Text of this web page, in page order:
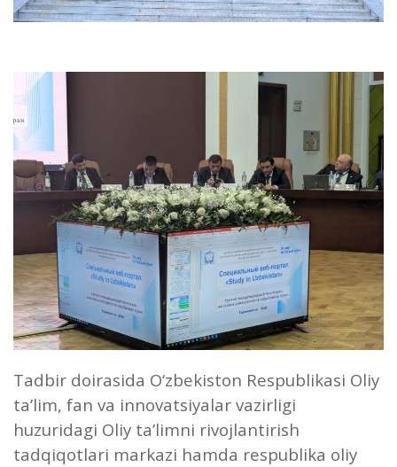
Tadbir doirasida O‘zbekiston Respublikasi Oliy
ta’lim, fan va innovatsiyalar vazirligi
huzuridagi Oliy ta’limni rivojlantirish
tadqiqotlari markazi hamda respublika oliy